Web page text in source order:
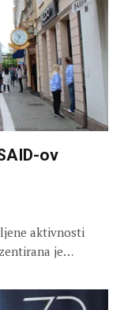
ov
aktivnosti
je…